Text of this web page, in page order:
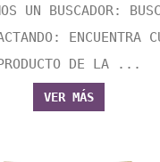
UN BUSCADOR:
ENCUENTRA
DE LA ...
VER MÁS